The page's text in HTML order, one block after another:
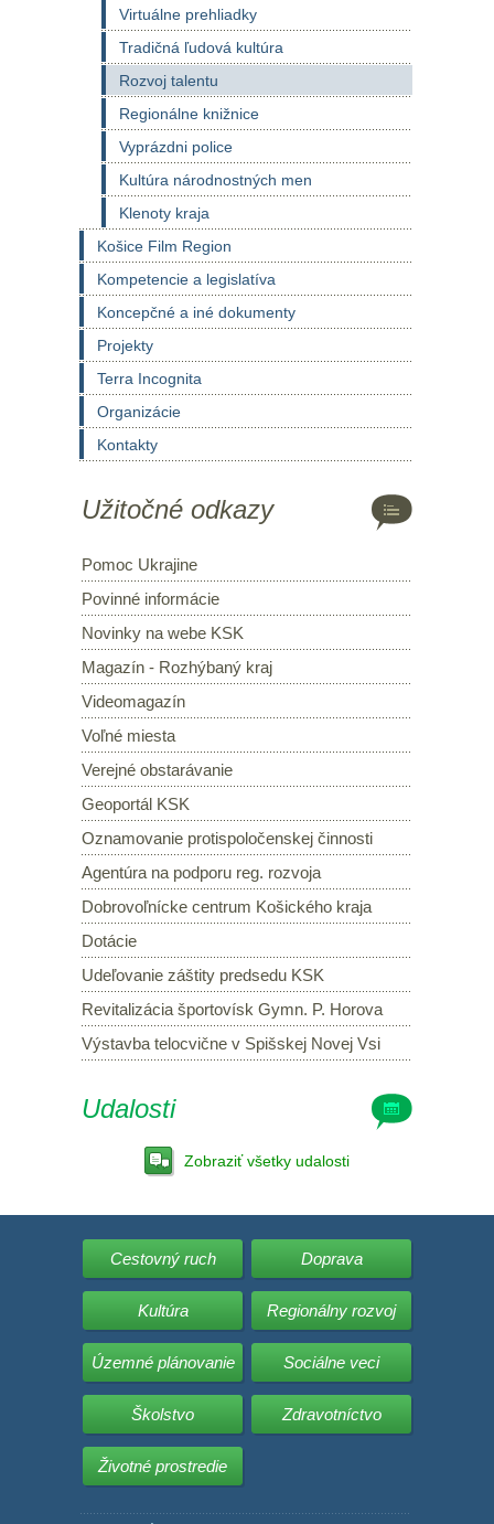
Virtuálne prehliadky
Tradičná ľudová kultúra
Rozvoj talentu
Regionálne knižnice
Vyprázdni police
Kultúra národnostných men
Klenoty kraja
Košice Film Region
Kompetencie a legislatíva
Koncepčné a iné dokumenty
Projekty
Terra Incognita
Organizácie
Kontakty
Užitočné odkazy
Pomoc Ukrajine
Povinné informácie
Novinky na webe KSK
Magazín - Rozhýbaný kraj
Videomagazín
Voľné miesta
Verejné obstarávanie
Geoportál KSK
Oznamovanie protispoločenskej činnosti
Agentúra na podporu reg. rozvoja
Dobrovoľnícke centrum Košického kraja
Dotácie
Udeľovanie záštity predsedu KSK
Revitalizácia športovísk Gymn. P. Horova
Výstavba telocvične v Spišskej Novej Vsi
Udalosti
Zobraziť všetky udalosti
Cestovný ruch Doprava
Kultúra Regionálny rozvoj
Územné plánovanie Sociálne veci
Školstvo Zdravotníctvo
Životné prostredie